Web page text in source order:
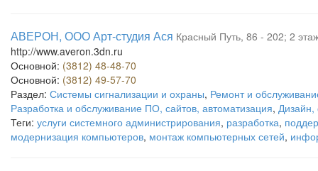
АВЕРОН, ООО Арт-студия Ася Красный Путь, 86 - 202; 2
http://www.averon.3dn.ru
Основной: (3812) 48-48-70
Основной: (3812) 49-57-70
Раздел: Системы сигнализации и охраны, Ремонт и
Разработка и обслуживание ПО, сайтов, автоматизация,
Теги: услуги системного администрирования, разработка,
модернизация компьютеров, монтаж компьютерных сетей,